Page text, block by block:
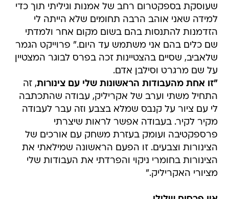
שעוסקת בספקטרום רחב של אמנות וגיליתי תוך כדי
למידה שאני אוהב הרבה תחומים שלא הייתה לי
הזדמנות להתנסות בהם בשום מקום אחר ולמדתי
שם כלים בהם אני משתמש עד היום." פרוייקט הגמר
שלאביב, שסיים בהצטיינות זכה בפרס לבוגר המצטיין
על שם מרגרט וסילבן אדם.
"זו אחת מהעבודות הראשונות שלי עם צינורות, זה
התחיל משתי וערב של אקריליק, עבודה שהתכתבה
לי עם ציור על קנבס שמלא בצבע וזה עבר לעבודה
מקיר לקיר. בעבודה אפשר לראות שיצרתי
פרספקטיבה ועומק בעזרת משחק עם אורכים של
הצינורות וצבעים. זו הפעם הראשונה שמילאתי את
הצינורות בחומרי ניקוי והפרדתי את העבודות שלי
מציורי האקריליק."